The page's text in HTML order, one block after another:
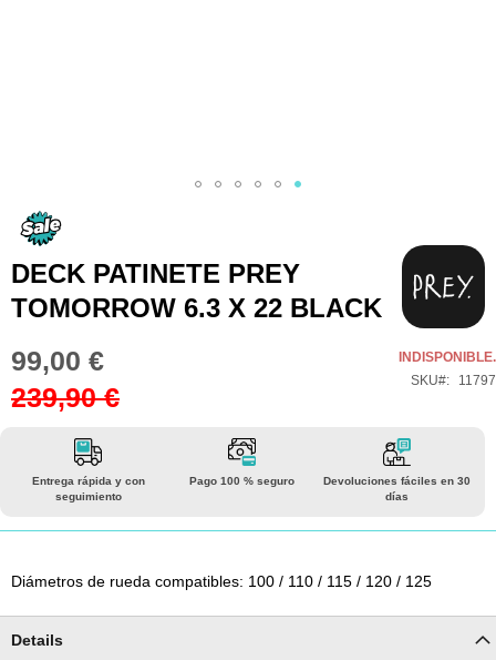
Saltar
comienzo
de
imágenes
DECK PATINETE PREY
TOMORROW 6.3 X 22 BLACK
Special
Price
99,00 €
239,90 €
INDISPONIBLE.
SKU
11797
Entrega rápida y con
seguimiento
Pago 100 % seguro
Devoluciones fáciles en 30
días
Diámetros de rueda compatibles: 100 / 110 / 115 / 120 / 125
Details